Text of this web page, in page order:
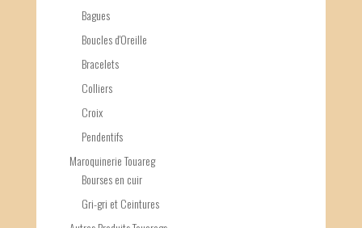
Bagues
Boucles d'Oreille
Bracelets
Colliers
Croix
Pendentifs
Maroquinerie Touareg
Bourses en cuir
Gri-gri et Ceintures